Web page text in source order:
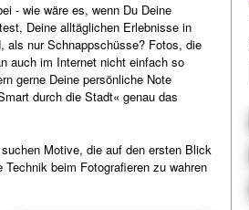
- wie wäre es, wenn Du Deine
Deine alltäglichen Erlebnisse in
als nur Schnappschüsse? Fotos, die
auch im Internet nicht einfach so
gerne Deine persönliche Note
durch die Stadt« genau das
Motive, die auf den ersten Blick
beim Fotografieren zu wahren